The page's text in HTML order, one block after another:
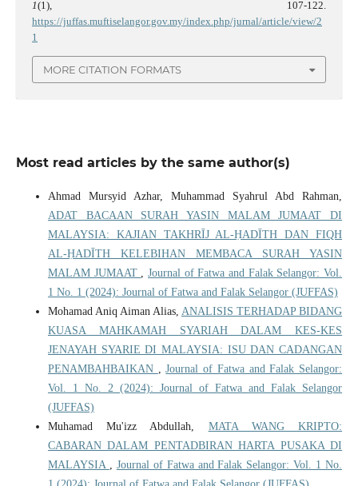
1(1), 107-122.
https://juffas.muftiselangor.gov.my/index.php/jurnal/article/view/2
1
MORE CITATION FORMATS
Most read articles by the same author(s)
Ahmad Mursyid Azhar, Muhammad Syahrul Abd Rahman,
ADAT BACAAN SURAH YASIN MALAM JUMAAT DI
MALAYSIA: KAJIAN TAKHRĪJ AL-ḤADĪTH DAN FIQH
AL-ḤADĪTH KELEBIHAN MEMBACA SURAH YASIN
MALAM JUMAAT ,Journal of Fatwa and Falak Selangor: Vol.
1 No. 1 (2024): Journal of Fatwa and Falak Selangor (JUFFAS)
Mohamad Aniq Aiman Alias,ANALISIS TERHADAP BIDANG
KUASA MAHKAMAH SYARIAH DALAM KES-KES
JENAYAH SYARIE DI MALAYSIA: ISU DAN CADANGAN
PENAMBAHBAIKAN ,Journal of Fatwa and Falak Selangor:
Vol. 1 No. 2 (2024): Journal of Fatwa and Falak Selangor
(JUFFAS)
Muhamad Mu'izz Abdullah, MATA WANG KRIPTO:
CABARAN DALAM PENTADBIRAN ‎HARTA ‎PUSAKA DI
MALAYSIA , Journal of Fatwa and Falak Selangor: Vol. 1 No.